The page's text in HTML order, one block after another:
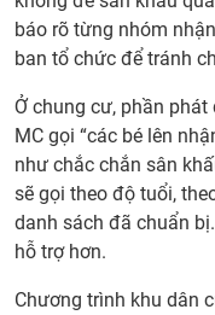
báo rõ từng nhóm
ban tổ chức để tránh
Ở chung cư, phần
MC gọi “các bé lên
như chắc chắn sân
sẽ gọi theo độ tuổi,
danh sách đã chuẩn
hỗ trợ hơn.
Chương trình khu dân